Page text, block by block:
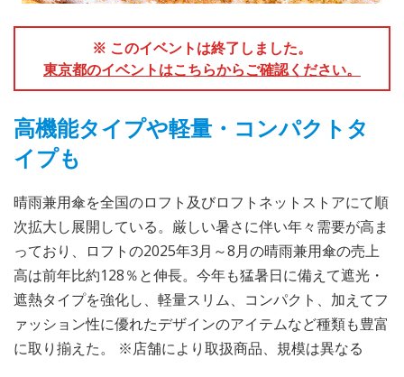
※ このイベントは終了しました。
東京都のイベントはこちらからご確認ください。
高機能タイプや軽量・コンパクトタ
イプも
晴雨兼用傘を全国のロフト及びロフトネットストアにて順
次拡大し展開している。厳しい暑さに伴い年々需要が高ま
っており、ロフトの2025年3月～8月の晴雨兼用傘の売上
高は前年比約128％と伸長。今年も猛暑日に備えて遮光・
遮熱タイプを強化し、軽量スリム、コンパクト、加えてフ
ァッション性に優れたデザインのアイテムなど種類も豊富
に取り揃えた。 ※店舗により取扱商品、規模は異なる